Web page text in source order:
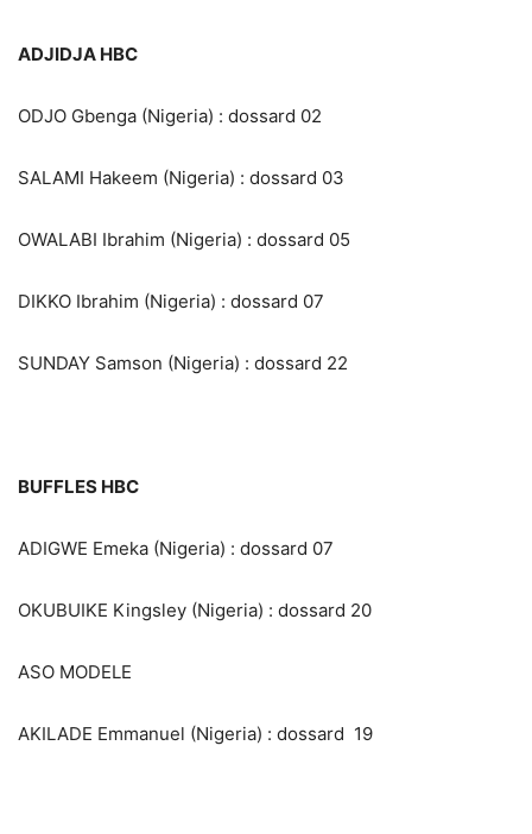
ADJIDJA HBC
ODJO Gbenga (Nigeria) : dossard 02
SALAMI Hakeem (Nigeria) : dossard 03
OWALABI Ibrahim (Nigeria) : dossard 05
DIKKO Ibrahim (Nigeria) : dossard 07
SUNDAY Samson (Nigeria) : dossard 22
BUFFLES HBC
ADIGWE Emeka (Nigeria) : dossard 07
OKUBUIKE Kingsley (Nigeria) : dossard 20
ASO MODELE
AKILADE Emmanuel (Nigeria) : dossard 19